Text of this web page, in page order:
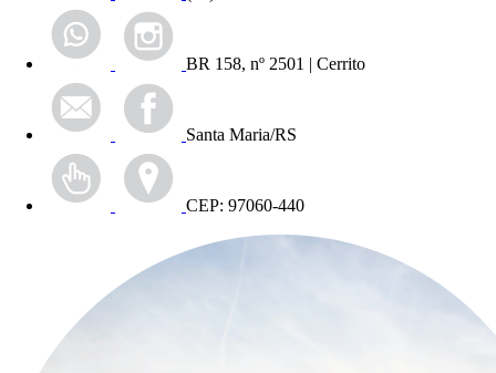
BR 158, nº 2501 | Cerrito
Santa Maria/RS
CEP: 97060-440